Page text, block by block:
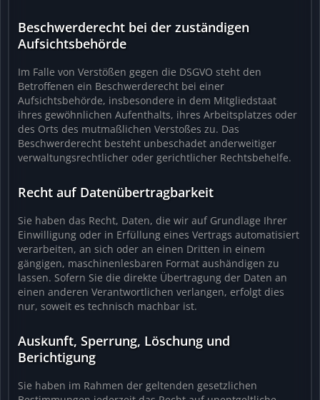
Beschwerderecht bei der zuständigen
Aufsichtsbehörde
Im Falle von Verstößen gegen die DSGVO steht den
Betroffenen ein Beschwerderecht bei einer
Aufsichtsbehörde, insbesondere in dem Mitgliedstaat
ihres gewöhnlichen Aufenthalts, ihres Arbeitsplatzes oder
des Orts des mutmaßlichen Verstoßes zu. Das
Beschwerderecht besteht unbeschadet anderweitiger
verwaltungsrechtlicher oder gerichtlicher Rechtsbehelfe.
Recht auf Datenübertragbarkeit
Sie haben das Recht, Daten, die wir auf Grundlage Ihrer
Einwilligung oder in Erfüllung eines Vertrags automatisiert
verarbeiten, an sich oder an einen Dritten in einem
gängigen, maschinenlesbaren Format aushändigen zu
lassen. Sofern Sie die direkte Übertragung der Daten an
einen anderen Verantwortlichen verlangen, erfolgt dies
nur, soweit es technisch machbar ist.
Auskunft, Sperrung, Löschung und
Berichtigung
Sie haben im Rahmen der geltenden gesetzlichen